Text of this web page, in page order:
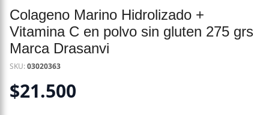
Colageno Marino Hidrolizado +
Vitamina C en polvo sin gluten 275 grs
Marca Drasanvi
SKU:03020363
$21.500